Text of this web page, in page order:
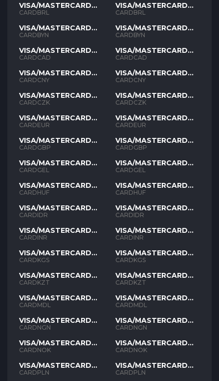
VISA/MASTERCARD
BRL
CARDBRL
VISA/MASTERCARD
BYN
CARDBYN
VISA/MASTERCARD
CAD
CARDCAD
VISA/MASTERCARD
CNY
CARDCNY
VISA/MASTERCARD
CZK
CARDCZK
VISA/MASTERCARD
EUR
CARDEUR
VISA/MASTERCARD
GBP
CARDGBP
VISA/MASTERCARD
GEL
CARDGEL
VISA/MASTERCARD
HUF
CARDHUF
VISA/MASTERCARD
IDR
CARDIDR
VISA/MASTERCARD
INR
CARDINR
VISA/MASTERCARD
KGS
CARDKGS
VISA/MASTERCARD
KZT
CARDKZT
VISA/MASTERCARD
MDL
CARDMDL
VISA/MASTERCARD
NGN
CARDNGN
VISA/MASTERCARD
NOK
CARDNOK
VISA/MASTERCARD
PLN
CARDPLN
VISA/MASTERCARD
BRL
CARDBRL
VISA/MASTERCARD
BYN
CARDBYN
VISA/MASTERCARD
CAD
CARDCAD
VISA/MASTERCARD
CNY
CARDCNY
VISA/MASTERCARD
CZK
CARDCZK
VISA/MASTERCARD
EUR
CARDEUR
VISA/MASTERCARD
GBP
CARDGBP
VISA/MASTERCARD
GEL
CARDGEL
VISA/MASTERCARD
HUF
CARDHUF
VISA/MASTERCARD
IDR
CARDIDR
VISA/MASTERCARD
INR
CARDINR
VISA/MASTERCARD
KGS
CARDKGS
VISA/MASTERCARD
KZT
CARDKZT
VISA/MASTERCARD
MDL
CARDMDL
VISA/MASTERCARD
NGN
CARDNGN
VISA/MASTERCARD
NOK
CARDNOK
VISA/MASTERCARD
PLN
CARDPLN